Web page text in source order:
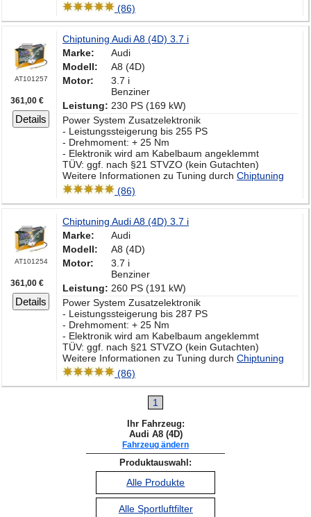
(86)
AT101257
361,00 €
Details
Chiptuning Audi A8 (4D) 3.7 i
Marke:
Audi
Modell:
A8 (4D)
Motor:
3.7 i
Benziner
Leistung: 230 PS (169 kW)
Power System Zusatzelektronik
- Leistungssteigerung bis 255 PS
- Drehmoment: + 25 Nm
- Elektronik wird am Kabelbaum angeklemmt
TÜV: ggf. nach §21 STVZO (kein Gutachten)
Weitere Informationen zu Tuning durch Chiptuning
(86)
AT101254
361,00 €
Details
Chiptuning Audi A8 (4D) 3.7 i
Marke:
Audi
Modell:
A8 (4D)
Motor:
3.7 i
Benziner
Leistung: 260 PS (191 kW)
Power System Zusatzelektronik
- Leistungssteigerung bis 287 PS
- Drehmoment: + 25 Nm
- Elektronik wird am Kabelbaum angeklemmt
TÜV: ggf. nach §21 STVZO (kein Gutachten)
Weitere Informationen zu Tuning durch Chiptuning
(86)
1
Ihr Fahrzeug:
Audi A8 (4D)
Fahrzeug ändern
Produktauswahl:
Alle Produkte
Alle Sportluftfilter